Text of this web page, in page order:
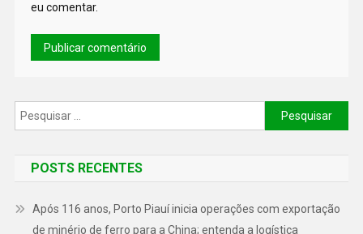
eu comentar.
POSTS RECENTES
Após 116 anos, Porto Piauí inicia operações com exportação
de minério de ferro para a China; entenda a logística